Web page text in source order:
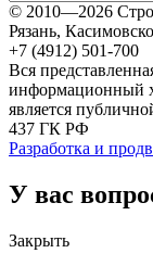
© 2010—2026
Рязань,
+7 (4912) 501-700
Вся
информационный
является
437 ГК РФ
Разработка и
У вас
Закрыть